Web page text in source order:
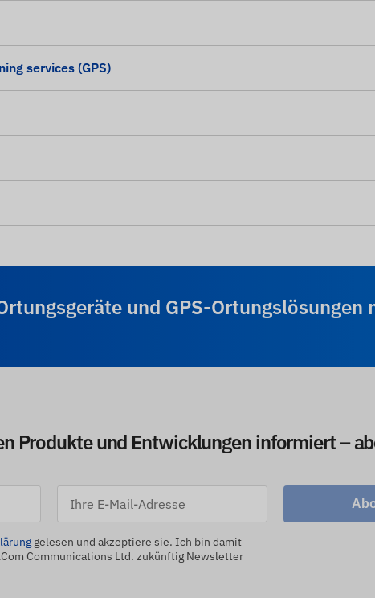
services (GPS)
und GPS-
Produkte und Entwicklungen informiert –
gelesen und akzeptiere sie. Ich bin damit
Communications Ltd. zukünftig Newsletter